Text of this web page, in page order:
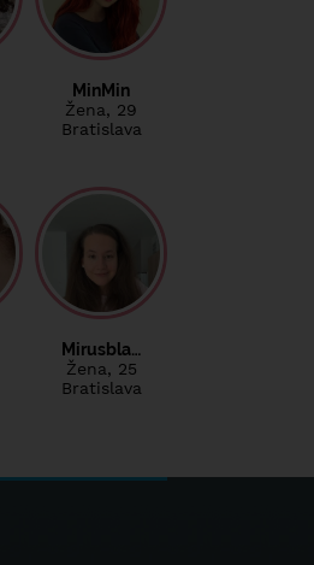
MinMin
Žena, 29
Bratislava
Mirusbla…
Žena, 25
Bratislava